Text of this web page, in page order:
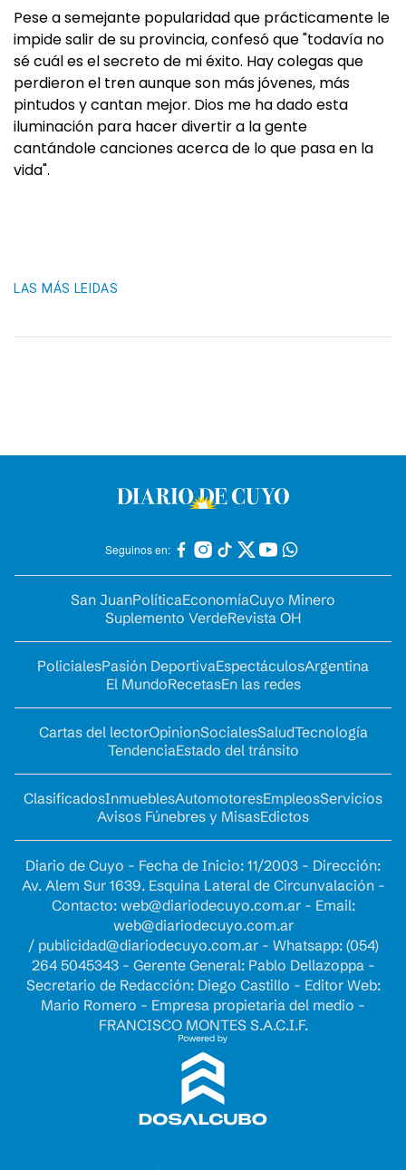
Pese a semejante popularidad que prácticamente le
impide salir de su provincia, confesó que "todavía no
sé cuál es el secreto de mi éxito. Hay colegas que
perdieron el tren aunque son más jóvenes, más
pintudos y cantan mejor. Dios me ha dado esta
iluminación para hacer divertir a la gente
cantándole canciones acerca de lo que pasa en la
vida".
LAS MÁS LEIDAS
Seguinos en:
San JuanPolíticaEconomíaCuyo Minero
Suplemento VerdeRevista OH
PolicialesPasión DeportivaEspectáculosArgentina
El MundoRecetasEn las redes
Cartas del lectorOpinionSocialesSaludTecnología
TendenciaEstado del tránsito
ClasificadosInmueblesAutomotoresEmpleosServicios
Avisos Fúnebres y MisasEdictos
Diario de Cuyo - Fecha de Inicio: 11/2003 - Dirección:
Av. Alem Sur 1639. Esquina Lateral de Circunvalación -
Contacto: web@diariodecuyo.com.ar- Email:
web@diariodecuyo.com.ar
/ publicidad@diariodecuyo.com.ar- Whatsapp: (054)
264 5045343 - Gerente General: Pablo Dellazoppa -
Secretario de Redacción: Diego Castillo - Editor Web:
Mario Romero - Empresa propietaria del medio -
FRANCISCO MONTES S.A.C.I.F.